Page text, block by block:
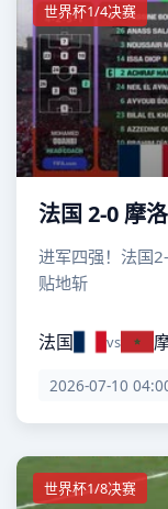
世界杯1/4决赛
法国 2-0 摩
进军四强！法国
贴地斩
法国 vs
2026-07-10
世界杯1/8决赛